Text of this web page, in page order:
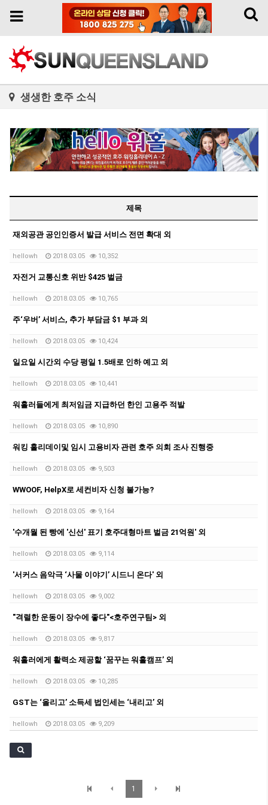
Toggle
Toggle
생생한 호주 소식
제목
재외공관 공인인증서 발급 서비스 전면 확대 외
hellowh 2018.03.05 10,352
자전거 교통신호 위반 $425 벌금
hellowh 2018.03.05 10,765
주‘우버’ 서비스, 추가 부담금 $1 부과 외
hellowh 2018.03.05 10,424
일요일 시간외 수당 평일 1.5배로 인하 예고 외
hellowh 2018.03.05 10,441
워홀러들에게 최저임금 지급하던 한인 고용주 적발
hellowh 2018.03.05 10,890
워킹 홀리데이및 임시 고용비자 관련 호주 의회 조사 진행중
hellowh 2018.03.05 9,503
WWOOF, HelpX로 세컨비자 신청 불가능?
hellowh 2018.03.05 9,164
'수개월 된 빵에 '신선' 표기 호주대형마트 벌금 21억원' 외
hellowh 2018.03.05 9,114
'서커스 음악극 ‘사물 이야기’ 시드니 온다' 외
hellowh 2018.03.05 9,002
"격렬한 운동이 장수에 좋다"<호주연구팀> 외
hellowh 2018.03.05 9,817
워홀러에게 활력소 제공할 ‘꿈꾸는 워홀캠프’ 외
hellowh 2018.03.05 10,285
GST는 ‘올리고’ 소득세 법인세는 ‘내리고’ 외
hellowh 2018.03.05 9,209
1